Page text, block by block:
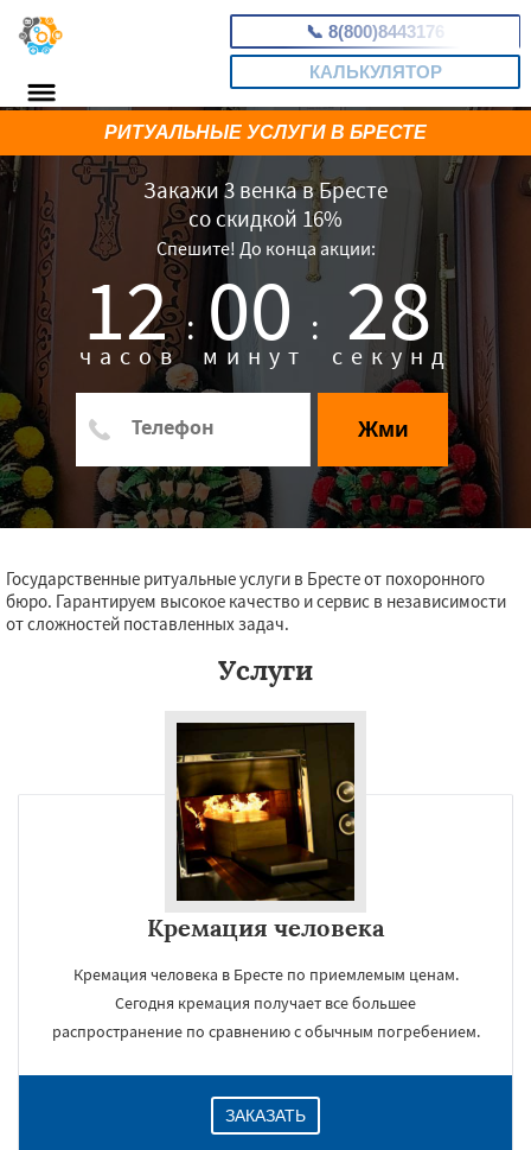
📞 8(800)8443176
КАЛЬКУЛЯТОР
Закажи 3 венка в Бресте
со скидкой 16%
Спешите! До конца акции:
12 :
часов 00 :
минут 27
секунд
Жми
РИТУАЛЬНЫЕ УСЛУГИ В БРЕСТЕ
Государственные ритуальные услуги в Бресте от похоронного
бюро. Гарантируем высокое качество и сервис в независимости
от сложностей поставленных задач.
Услуги
Кремация человека
Кремация человека в Бресте по приемлемым ценам.
Сегодня кремация получает все большее
распространение по сравнению с обычным погребением.
ЗАКАЗАТЬ